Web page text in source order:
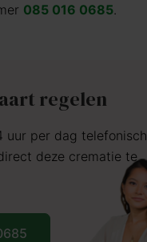
085 016 0685.
regelen
uur per dag telefonisch
deze crematie te